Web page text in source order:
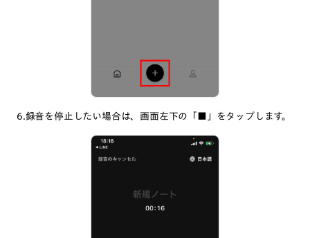
6.録音を停止したい場合は、画面左下の「■」をタップします。